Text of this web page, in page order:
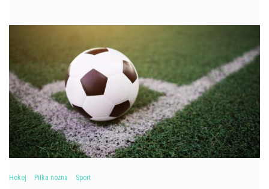
Hokej Piłka nożna Sport